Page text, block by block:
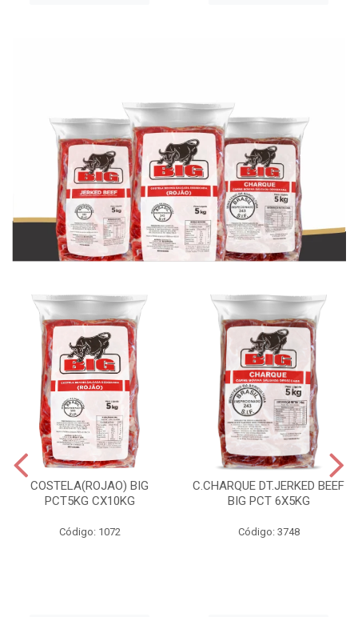
COSTELA(ROJAO) BIG
PCT5KG CX10KG
Código: 1072
C.CHARQUE DT.JERKED BEEF
BIG PCT 6X5KG
Código: 3748